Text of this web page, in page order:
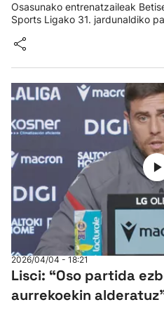
Osasunako entrenatzaileak
Sports Ligako 31. jardunaldiko
2026/04/04 - 18:21
Lisci: “Oso partida
aurrekoekin